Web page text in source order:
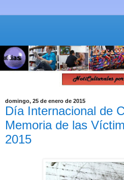
domingo, 25 de enero de 2015
Día Internacional de
Memoria de las
2015